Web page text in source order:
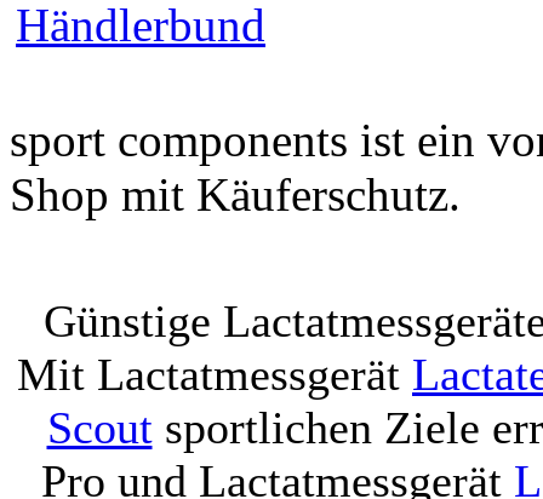
sport components ist ein
Shop mit Käuferschutz.
Günstige
Mit Lactatmessgerät
Scoutsportlichen Ziele
Pro und Lactatmessgerät